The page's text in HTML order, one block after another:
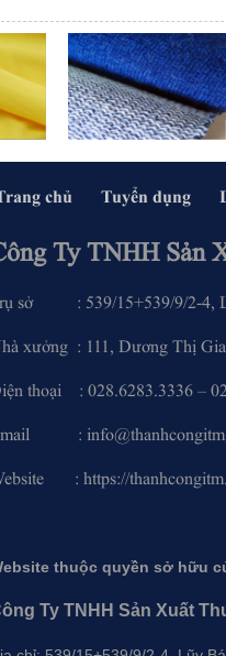
chủ Tuyển dụng
Ty TNHH Sản
sở : 539/15+539/9/2-4,
xưởng : 111, Dương Thị
thoại :
:
: https://
thuộc quyền sở hữu
Ty TNHH Sản Xuất